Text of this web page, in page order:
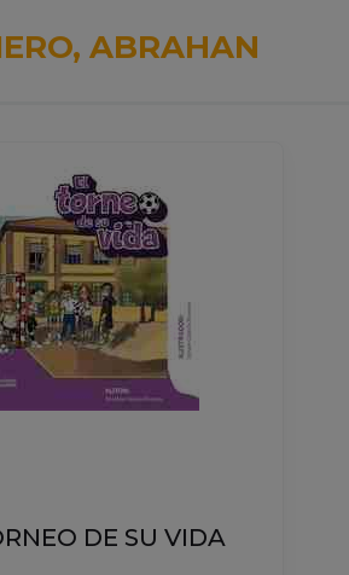
ABRAHAN
DE SU VIDA